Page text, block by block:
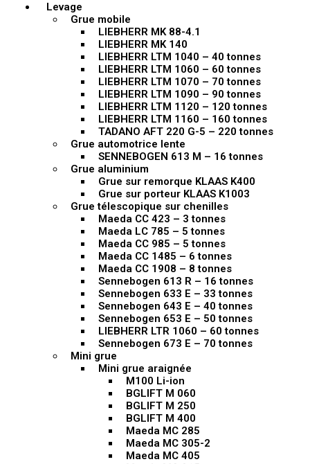
Levage
Grue mobile
LIEBHERR MK 88-4.1
LIEBHERR MK 140
LIEBHERR LTM 1040 – 40 tonnes
LIEBHERR LTM 1060 – 60 tonnes
LIEBHERR LTM 1070 – 70 tonnes
LIEBHERR LTM 1090 – 90 tonnes
LIEBHERR LTM 1120 – 120 tonnes
LIEBHERR LTM 1160 – 160 tonnes
TADANO AFT 220 G-5 – 220 tonnes
Grue automotrice lente
SENNEBOGEN 613 M – 16 tonnes
Grue aluminium
Grue sur remorque KLAAS K400
Grue sur porteur KLAAS K1003
Grue télescopique sur chenilles
Maeda CC 423 – 3 tonnes
Maeda LC 785 – 5 tonnes
Maeda CC 985 – 5 tonnes
Maeda CC 1485 – 6 tonnes
Maeda CC 1908 – 8 tonnes
Sennebogen 613 R – 16 tonnes
Sennebogen 633 E – 33 tonnes
Sennebogen 643 E – 40 tonnes
Sennebogen 653 E – 50 tonnes
LIEBHERR LTR 1060 – 60 tonnes
Sennebogen 673 E – 70 tonnes
Mini grue
Mini grue araignée
M100 Li-ion
BGLIFT M 060
BGLIFT M 250
BGLIFT M 400
Maeda MC 285
Maeda MC 305-2
Maeda MC 405